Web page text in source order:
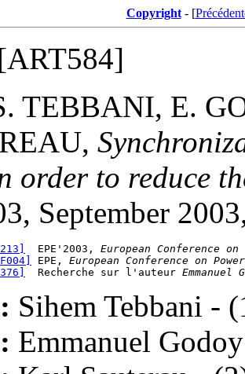
Copyright- [
TEBBANI, E.
order to reduce
September
  EPE'2003,
European Conference
EPE, European Conference on
  Recherche sur l'auteur
Emmanuel
Sihem Tebbani -
Emmanuel